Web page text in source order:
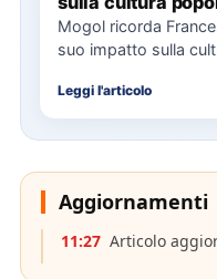
Mogol ricorda
suo impatto sulla
Leggi l'articolo
Aggiornamenti
11:27 Articolo